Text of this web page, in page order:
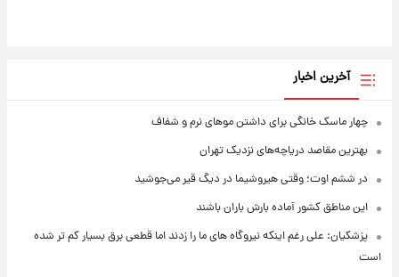
آخرین اخبار
چهار ماسک خانگی برای داشتن موهای نرم و شفاف
بهترین مقاصد دریاچه‌های نزدیک تهران
در ششم اوت؛ وقتی هیروشیما در دیگ قیر می‌جوشید
این مناطق کشور آماده بارش باران باشند
پزشکیان: علی رغم اینکه نیروگاه های ما را زدند اما قطعی برق بسیار کم تر شده
است